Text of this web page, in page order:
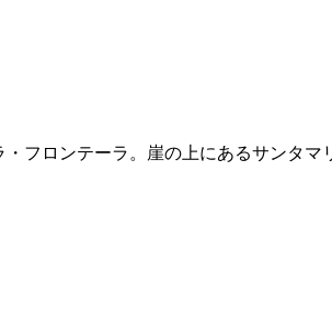
フロンテーラ。崖の上にあるサンタマ